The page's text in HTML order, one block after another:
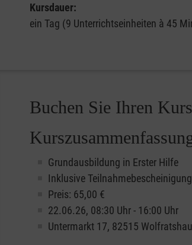
Kursdauer:
ein Tag (9 Unterrichtseinheiten à 45
Buchen Sie Ihren
Grundausbildung in Erster Hilfe
Inklusive
Preis: 65,00 €
22.06.26, 08:30 Uhr - 16:00 Uhr
Untermarkt 17, 82515